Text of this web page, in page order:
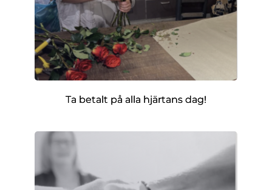
Ta betalt på alla hjärtans dag!